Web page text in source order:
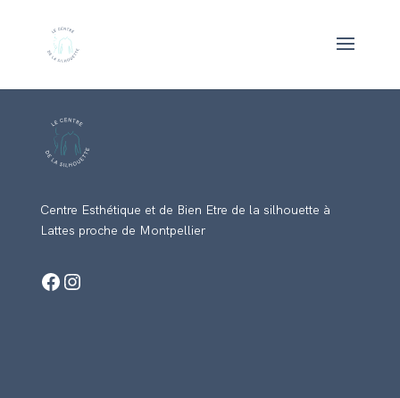
Centre Esthétique et de Bien Etre de la silhouette à
Lattes proche de Montpellier
Facebook
Instagram